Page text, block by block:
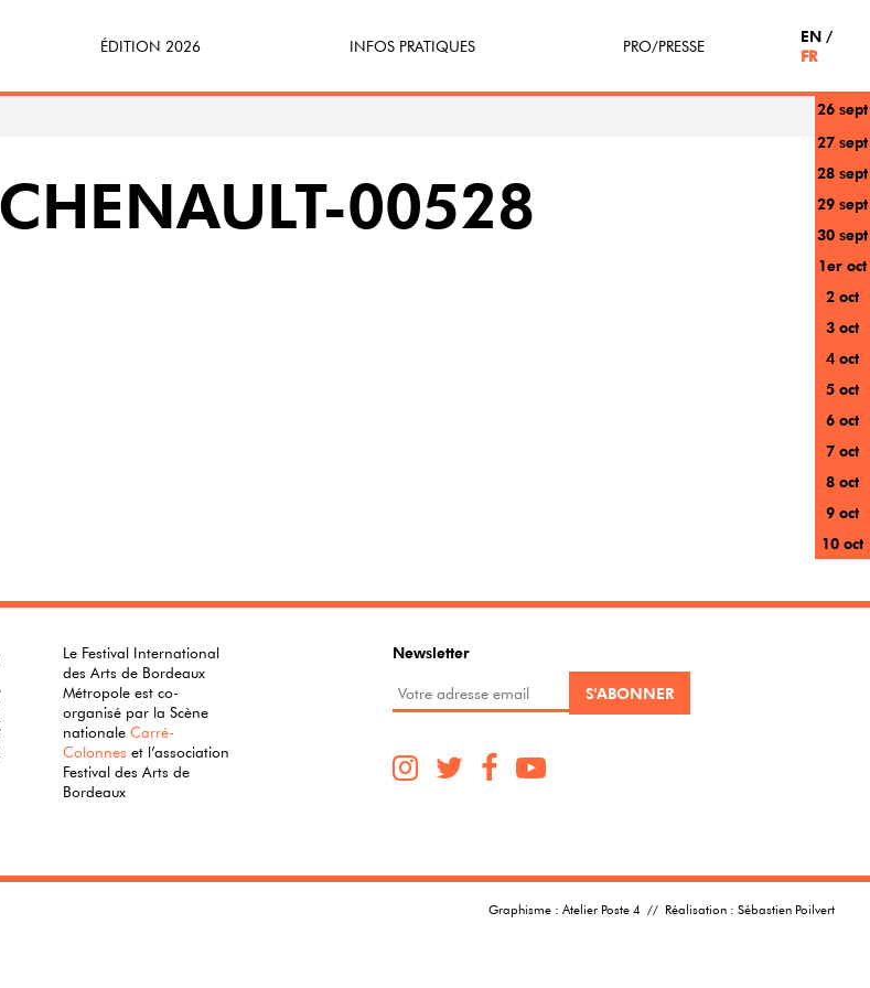
ÉDITION 2026 INFOS PRATIQUES
Participe(z)
PRO/PRESSE
EN
FR
26 sept
27 sept
28 sept
29 sept
30 sept
1er oct
2 oct
3 oct
4 oct
5 oct
6 oct
7 oct
8 oct
9 oct
10 oct
00528
Le Festival International
des Arts de Bordeaux
Métropole est co-
organisé par la Scène
nationaleCarré-
Colonnes et l’association
Festival des Arts de
Bordeaux
Newsletter
Graphisme : Atelier Poste 4 // Réalisation : Sébastien Poilvert